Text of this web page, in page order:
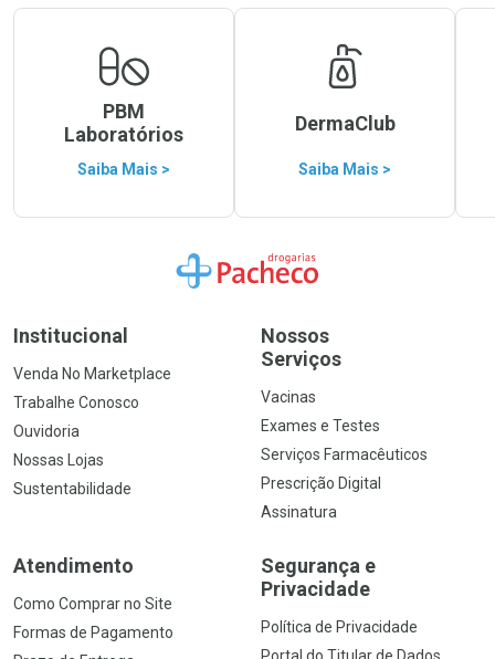
PBM
Laboratórios
Saiba Mais >
DermaClub
Saiba Mais >
Ir para a Home
Institucional
Venda No Marketplace
Trabalhe Conosco
Ouvidoria
Nossas Lojas
Sustentabilidade
Nossos
Serviços
Vacinas
Exames e Testes
Serviços Farmacêuticos
Prescrição Digital
Assinatura
Atendimento
Como Comprar no Site
Formas de Pagamento
Segurança e
Privacidade
Política de Privacidade
Portal do Titular de Dados